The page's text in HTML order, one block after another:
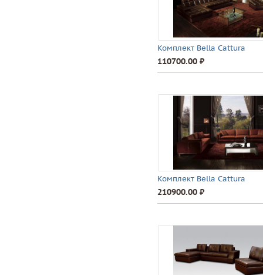
Комплект Bella Cattura
110700.00 ⃏
Комплект Bella Cattura
210900.00 ⃏